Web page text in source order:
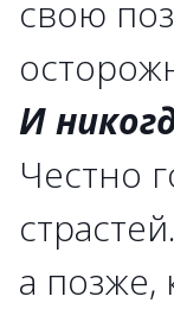
свою
И
Честно
а позже,